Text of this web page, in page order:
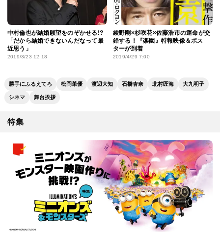
中村倫也が結婚願望をのぞかせる!?
「だから結婚できないんだなって最
近思う」
2019/3/23 12:18
綾野剛×杉咲花×佐藤浩市の運命が交
錯する！『楽園』特報映像＆ポス
ターが到着
2019/4/29 7:00
勝手にふるえてろ 松岡茉優 渡辺大知 石橋杏奈 北村匠海 大九明子
シネマ 舞台挨拶
特集